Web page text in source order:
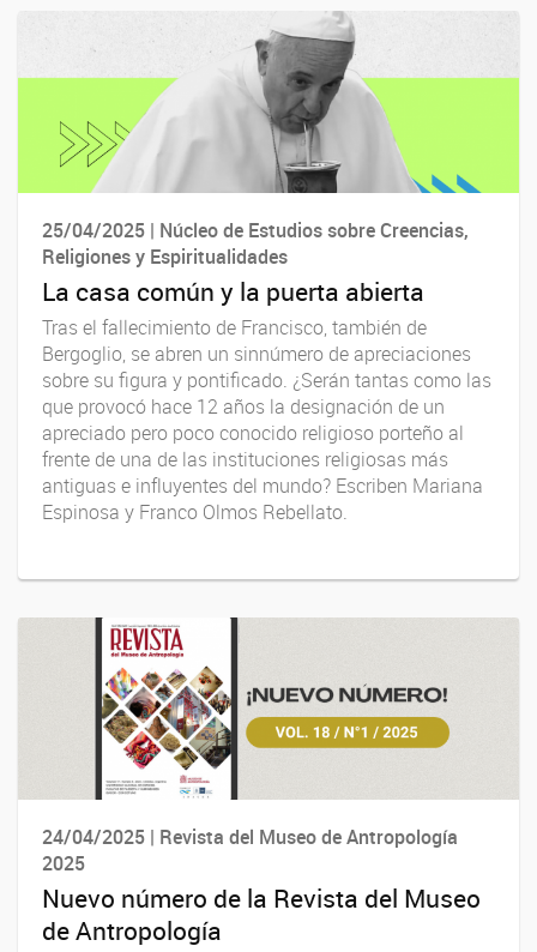
25/04/2025 | Núcleo de Estudios sobre Creencias,
Religiones y Espiritualidades
La casa común y la puerta abierta
Tras el fallecimiento de Francisco, también de
Bergoglio, se abren un sinnúmero de apreciaciones
sobre su figura y pontificado. ¿Serán tantas como las
que provocó hace 12 años la designación de un
apreciado pero poco conocido religioso porteño al
frente de una de las instituciones religiosas más
antiguas e influyentes del mundo? Escriben Mariana
Espinosa y Franco Olmos Rebellato.
24/04/2025 | Revista del Museo de Antropología
2025
Nuevo número de la Revista del Museo
de Antropología